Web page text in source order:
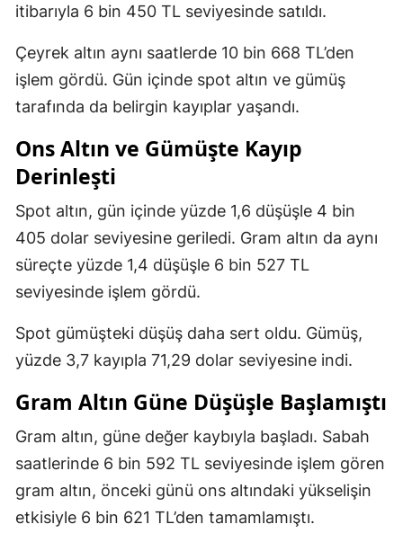
itibarıyla 6 bin 450 TL seviyesinde satıldı.
Çeyrek altın aynı saatlerde 10 bin 668 TL’den
işlem gördü. Gün içinde spot altın ve gümüş
tarafında da belirgin kayıplar yaşandı.
Ons Altın ve Gümüşte Kayıp
Derinleşti
Spot altın, gün içinde yüzde 1,6 düşüşle 4 bin
405 dolar seviyesine geriledi. Gram altın da aynı
süreçte yüzde 1,4 düşüşle 6 bin 527 TL
seviyesinde işlem gördü.
Spot gümüşteki düşüş daha sert oldu. Gümüş,
yüzde 3,7 kayıpla 71,29 dolar seviyesine indi.
Gram Altın Güne Düşüşle Başlamıştı
Gram altın, güne değer kaybıyla başladı. Sabah
saatlerinde 6 bin 592 TL seviyesinde işlem gören
gram altın, önceki günü ons altındaki yükselişin
etkisiyle 6 bin 621 TL’den tamamlamıştı.